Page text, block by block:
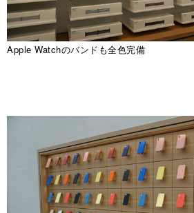
Apple Watchのバンドも全色完備